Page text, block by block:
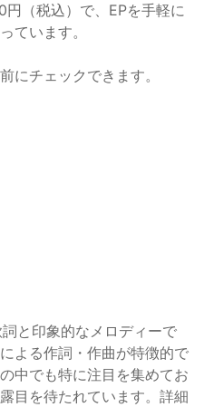
（税込）で、EPを手軽に
ています。
にチェックできます。
と印象的なメロディーで
よる作詞・作曲が特徴的で
中でも特に注目を集めてお
目を待たれています。詳細